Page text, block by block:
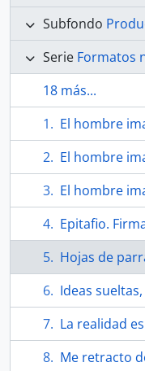
Subfondo
Serie Formatos
18 más...
El hombre
El hombre
El hombre
Epitafio.
Hojas de
Ideas
La realidad
Me retracto de